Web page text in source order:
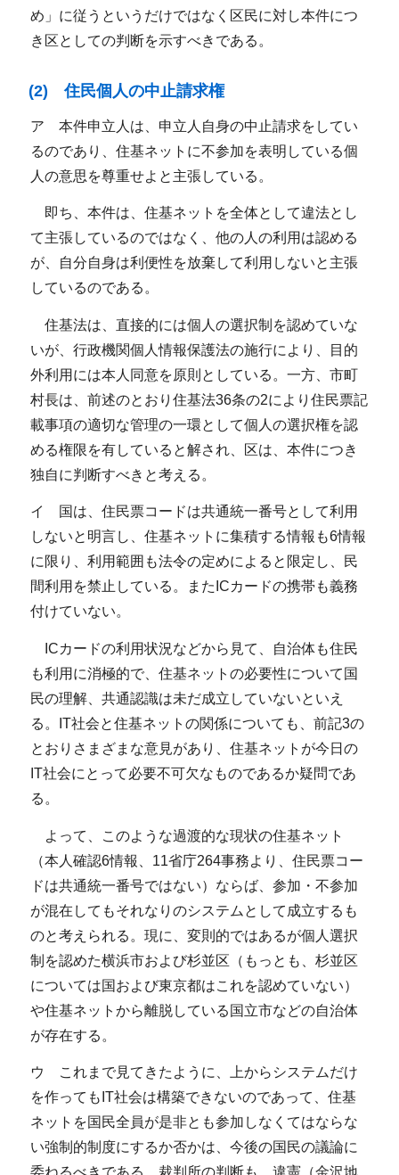
め」に従うというだけではなく区民に対し本件につ
き区としての判断を示すべきである。
(2) 住民個人の中止請求権
ア 本件申立人は、申立人自身の中止請求をしてい
るのであり、住基ネットに不参加を表明している個
人の意思を尊重せよと主張している。
即ち、本件は、住基ネットを全体として違法とし
て主張しているのではなく、他の人の利用は認める
が、自分自身は利便性を放棄して利用しないと主張
しているのである。
住基法は、直接的には個人の選択制を認めていな
いが、行政機関個人情報保護法の施行により、目的
外利用には本人同意を原則としている。一方、市町
村長は、前述のとおり住基法36条の2により住民票記
載事項の適切な管理の一環として個人の選択権を認
める権限を有していると解され、区は、本件につき
独自に判断すべきと考える。
イ 国は、住民票コードは共通統一番号として利用
しないと明言し、住基ネットに集積する情報も6情報
に限り、利用範囲も法令の定めによると限定し、民
間利用を禁止している。またICカードの携帯も義務
付けていない。
ICカードの利用状況などから見て、自治体も住民
も利用に消極的で、住基ネットの必要性について国
民の理解、共通認識は未だ成立していないといえ
る。IT社会と住基ネットの関係についても、前記3の
とおりさまざまな意見があり、住基ネットが今日の
IT社会にとって必要不可欠なものであるか疑問であ
る。
よって、このような過渡的な現状の住基ネット
（本人確認6情報、11省庁264事務より、住民票コー
ドは共通統一番号ではない）ならば、参加・不参加
が混在してもそれなりのシステムとして成立するも
のと考えられる。現に、変則的ではあるが個人選択
制を認めた横浜市および杉並区（もっとも、杉並区
については国および東京都はこれを認めていない）
や住基ネットから離脱している国立市などの自治体
が存在する。
ウ これまで見てきたように、上からシステムだけ
を作ってもIT社会は構築できないのであって、住基
ネットを国民全員が是非とも参加しなくてはならな
い強制的制度にするか否かは、今後の国民の議論に